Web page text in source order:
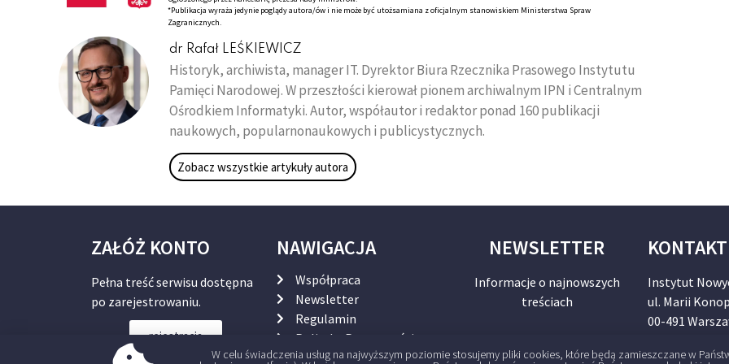
*Publikacja wyraża jedynie poglądy autora/ów i nie może być utożsamiana z oficjalnym stanowiskiem Ministerstwa Spraw
Zagranicznych.
dr Rafał LEŚKIEWICZ
Historyk, archiwista, manager IT. Dyrektor Biura Rzecznika Prasowego Instytutu
Pamięci Narodowej. W przeszłości kierował pionem archiwalnym IPN i Centralnym
Ośrodkiem Informatyki. Autor, współautor i redaktor ponad 160 publikacji
naukowych, popularnonaukowych i publicystycznych.
Zobacz wszystkie artykuły autora
ZAŁÓŻ KONTO
Pełna treść serwisu dostępna
po zarejestrowaniu.
rejestracja
NAWIGACJA
Współpraca
Newsletter
Regulamin
Polityka Prywatności
NEWSLETTER
Informacje o najnowszych
treściach
zapisz się
KONTAKT
Instytut
ul. Marii
00-491
W celu świadczenia usług na najwyższym poziomie stosujemy pliki cookies, które będą zamieszczane w